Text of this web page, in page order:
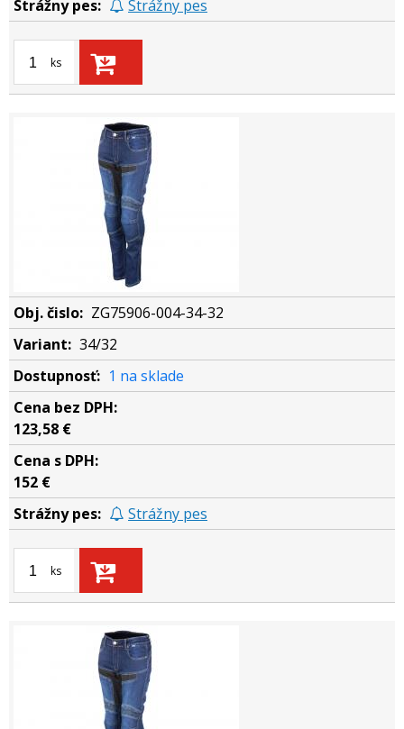
Strážny pes
ks
ZG75906-004-34-32
34/32
1 na sklade
123,58 €
152 €
Strážny pes
ks